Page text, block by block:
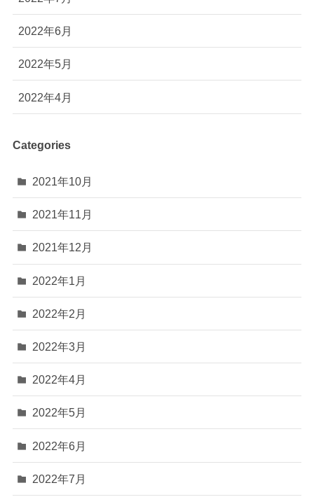
2022年6月
2022年5月
2022年4月
Categories
2021年10月
2021年11月
2021年12月
2022年1月
2022年2月
2022年3月
2022年4月
2022年5月
2022年6月
2022年7月